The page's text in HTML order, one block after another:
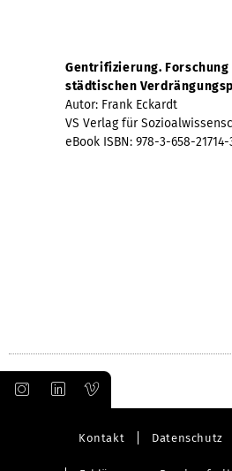
Gentrifizierung.
städtischen
Autor: Frank Eckardt
VS Verlag für
eBook ISBN: 978-3-658-21714-
Kontakt Datenschutz